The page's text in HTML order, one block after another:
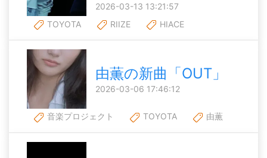
2026-03-13 13:21:57
TOYOTA
RIIZE HIACE
由薫の新曲「OUT」
2026-03-06 17:46:12
音楽プロジェクト TOYOTA 由薫